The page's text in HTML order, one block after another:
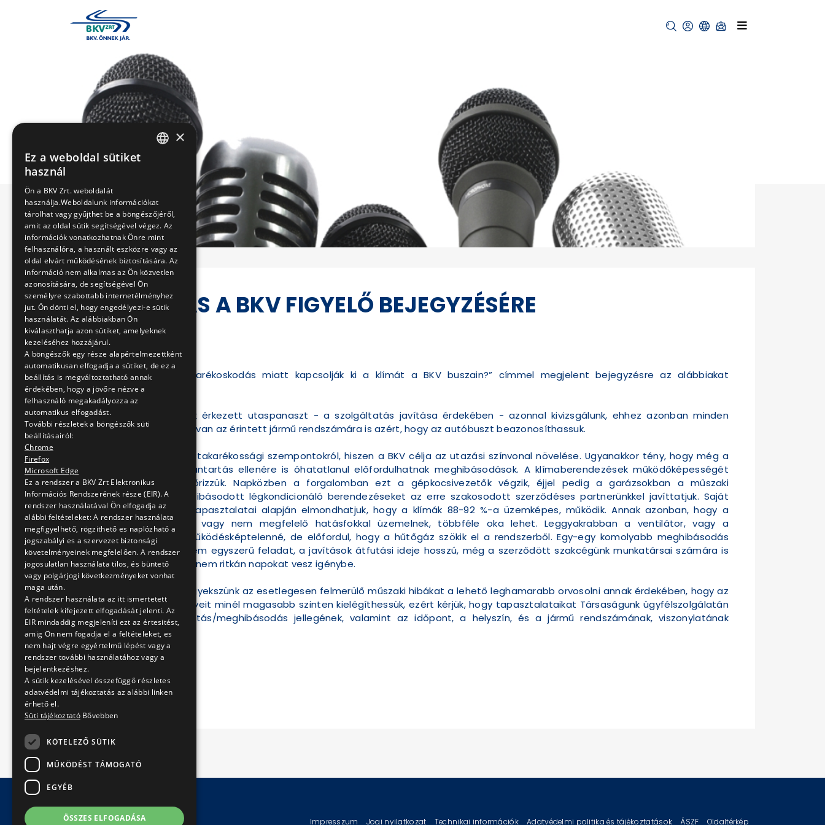
REAGÁLÁS A BKV FIGYELŐ BEJEGYZÉSÉRE
2012-07-27 19:25:03
Tisztelt Gál Mihály!
A BKV-figyelőn „Takarékoskodás miatt kapcsolják ki a klímát a BKV buszain?” címmel megjelent bejegyzésre az alábbiakat
szeretnénk reagálni.
Valamennyi, hozzánk érkezett utaspanaszt - a szolgáltatás javítása érdekében - azonnal kivizsgálunk, ehhez azonban minden
esetben szükségünk van az érintett jármű rendszámára is azért, hogy az autóbuszt beazonosíthassuk.
Egyébként nincs szó takarékossági szempontokról, hiszen a BKV célja az utazási színvonal növelése. Ugyanakkor tény, hogy még a
leggondosabb karbantartás ellenére is óhatatlanul előfordulhatnak meghibásodások. A klímaberendezések működőképességét
folyamatosan ellenőrizzük. Napközben a forgalomban ezt a gépkocsivezetők végzik, éjjel pedig a garázsokban a műszaki
személyzet. A meghibásodott légkondicionáló berendezéseket az erre szakosodott szerződéses partnerünkkel javíttatjuk. Saját
napi ellenőrzésünk tapasztalatai alapján elmondhatjuk, hogy a klímák 88-92 %-a üzemképes, működik. Annak azonban, hogy a
berendezések nem, vagy nem megfelelő hatásfokkal üzemelnek, többféle oka lehet. Leggyakrabban a ventilátor, vagy a
kompresszor válik működésképtelenné, de előfordul, hogy a hűtőgáz szökik el a rendszerből. Egy-egy komolyabb meghibásodás
elhárítása viszont nem egyszerű feladat, a javítások átfutási ideje hosszú, még a szerződött szakcégünk munkatársai számára is
általában több órát, nem ritkán napokat vesz igénybe.
Minden helyzetben igyekszünk az esetlegesen felmerülő műszaki hibákat a lehető leghamarabb orvosolni annak érdekében, hogy az
utazóközönség igényeit minél magasabb szinten kielégíthessük, ezért kérjük, hogy tapasztalataikat Társaságunk ügyfélszolgálatán
jelezzék a szolgáltatás/meghibásodás jellegének, valamint az időpont, a helyszín, és a jármű rendszámának, viszonylatának
megadásával.
Üdvözlettel,
© Copyright 2026 BKV Zrt. Impresszum Jogi nyilatkozat Technikai információk Adatvédelmi politika és tájékoztatások ÁSZF Oldaltérkép
×
Ez a weboldal sütiket
használ
Ön a BKV Zrt. weboldalát
használja.Weboldalunk információkat
tárolhat vagy gyűjthet be a böngészőjéről,
amit az oldal sütik segítségével végez. Az
információk vonatkozhatnak Önre mint
felhasználóra, a használt eszközre vagy az
oldal elvárt működésének biztosítására. Az
információ nem alkalmas az Ön közvetlen
azonosítására, de segítségével Ön
személyre szabottabb internetélményhez
jut. Ön dönti el, hogy engedélyezi-e sütik
használatát. Az alábbiakban Ön
kiválaszthatja azon sütiket, amelyeknek
kezeléséhez hozzájárul.
A böngészők egy része alapértelmezettként
automatikusan elfogadja a sütiket, de ez a
beállítás is megváltoztatható annak
érdekében, hogy a jövőre nézve a
felhasználó megakadályozza az
automatikus elfogadást.
További részletek a böngészők süti
beállításairól:
Chrome
Firefox
Microsoft Edge
Ez a rendszer a BKV Zrt Elektronikus
Információs Rendszerének része (EIR). A
rendszer használatával Ön elfogadja az
alábbi feltételeket: A rendszer használata
megfigyelhető, rögzithető es naplózható a
jogszabályi es a szervezet biztonsági
követelményeinek megfelelően. A rendszer
jogosulatlan használata tilos, és büntető
vagy polgárjogi következményeket vonhat
maga után.
A rendszer használata az itt ismertetett
feltételek kifejezett elfogadását jelenti. Az
EIR mindaddig megjeleníti ezt az értesitést,
amig Ön nem fogadja el a feltételeket, es
nem hajt végre egyértelmű lépést vagy a
rendszer további használatához vagy a
bejelentkezéshez.
A sütik kezelésével összefüggő részletes
adatvédelmi tájékoztatás az alábbi linken
érhető el.
Süti tájékoztató Bővebben
KÖTELEZŐ SÜTIK
MŰKÖDÉST TÁMOGATÓ
EGYÉB
ÖSSZES ELFOGADÁSA